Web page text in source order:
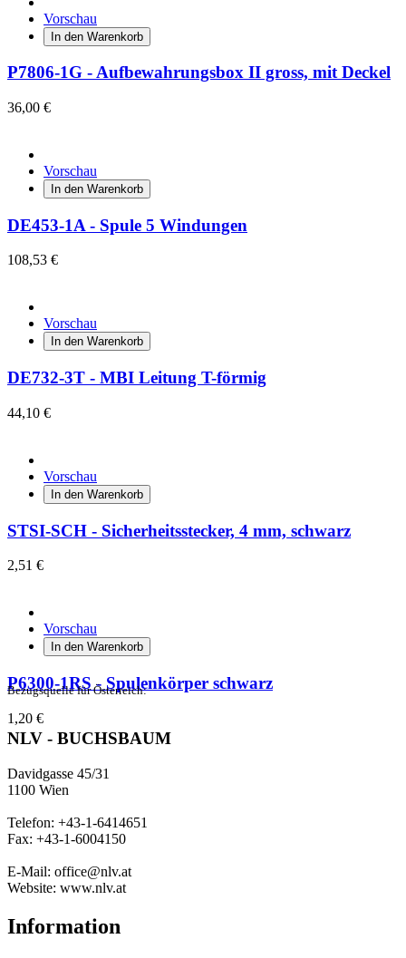
Vorschau
In den Warenkorb
P7806-1G - Aufbewahrungsbox II gross, mit Deckel
36,00 €
Vorschau
In den Warenkorb
DE453-1A - Spule 5 Windungen
108,53 €
Vorschau
In den Warenkorb
DE732-3T - MBI Leitung T-förmig
44,10 €
Vorschau
In den Warenkorb
STSI-SCH - Sicherheitsstecker, 4 mm, schwarz
2,51 €
Vorschau
In den Warenkorb
P6300-1RS - Spulenkörper schwarz
1,20 €
Bezugsquelle für Österreich:
NLV - BUCHSBAUM
Davidgasse 45/31
1100 Wien
Telefon: +43-1-6414651
Fax: +43-1-6004150
E-Mail: office@nlv.at
Website: www.nlv.at
Information